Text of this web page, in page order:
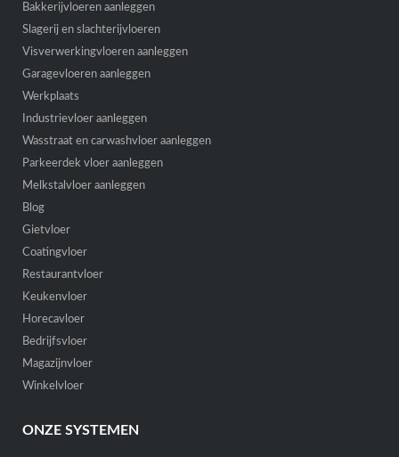
Bakkerijvloeren aanleggen
Slagerij en slachterijvloeren
Visverwerkingvloeren aanleggen
Garagevloeren aanleggen
Werkplaats
Industrievloer aanleggen
Wasstraat en carwashvloer aanleggen
Parkeerdek vloer aanleggen
Melkstalvloer aanleggen
Blog
Gietvloer
Coatingvloer
Restaurantvloer
Keukenvloer
Horecavloer
Bedrijfsvloer
Magazijnvloer
Winkelvloer
ONZE SYSTEMEN